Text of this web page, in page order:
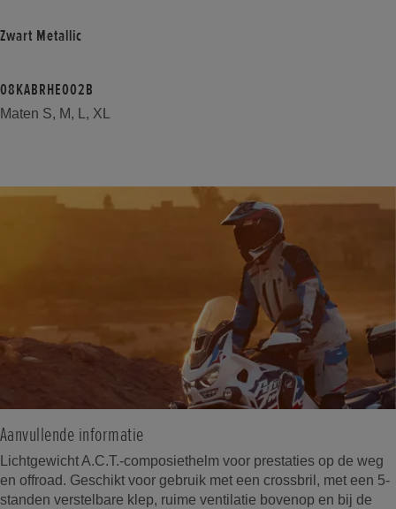
Zwart Metallic
08KABRHE002B
Maten S, M, L, XL
Aanvullende informatie
Lichtgewicht A.C.T.-composiethelm voor prestaties op de weg
en offroad. Geschikt voor gebruik met een crossbril, met een 5-
standen verstelbare klep, ruime ventilatie bovenop en bij de